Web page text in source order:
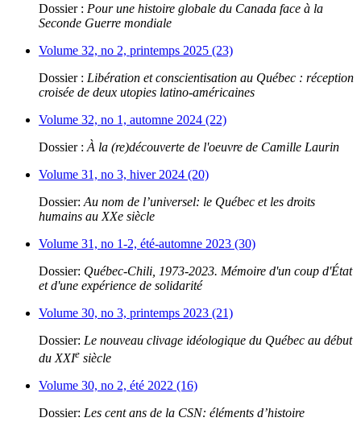
Dossier : Pour une histoire globale du Canada face à la
Seconde Guerre mondiale
Volume 32, no 2, printemps 2025 (23)
Dossier : Libération et conscientisation au Québec : réception
croisée de deux utopies latino-américaines
Volume 32, no 1, automne 2024 (22)
Dossier : À la (re)découverte de l'oeuvre de Camille Laurin
Volume 31, no 3, hiver 2024 (20)
Dossier: Au nom de l’universel: le Québec et les droits
humains au XXe siècle
Volume 31, no 1-2, été-automne 2023 (30)
Dossier: Québec-Chili, 1973-2023. Mémoire d'un coup d'État
et d'une expérience de solidarité
Volume 30, no 3, printemps 2023 (21)
Dossier: Le nouveau clivage idéologique du Québec au début
du XXIe siècle
Volume 30, no 2, été 2022 (16)
Dossier: Les cent ans de la CSN: éléments d’histoire